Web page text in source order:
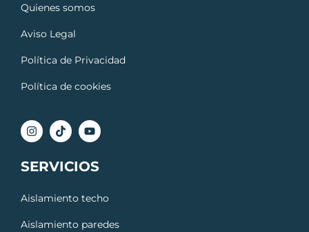
Quienes somos
Aviso Legal
Política de Privacidad
Política de cookies
SERVICIOS
Aislamiento techo
Aislamiento paredes